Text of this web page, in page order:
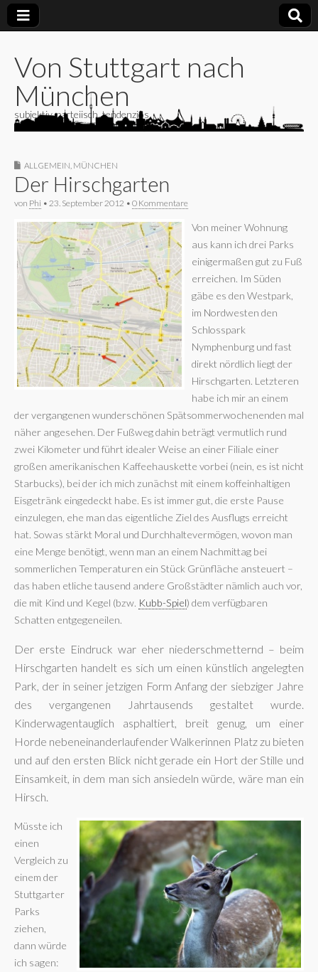
Von Stuttgart nach
München
subjektiv, parteiisch, tendenziös
ALLGEMEIN MÜNCHEN
Der Hirschgarten
von Phi • 23. September 2012 • 0 Kommentare
Von meiner Wohnung
aus kann ich drei Parks
einigermaßen gut zu Fuß
erreichen. Im Süden
gäbe es den Westpark,
im Nordwesten den
Schlosspark
Nymphenburg und fast
direkt nördlich liegt der
Hirschgarten. Letzteren
habe ich mir an einem
der vergangenen wunderschönen Spätsommerwochenenden mal
näher angesehen. Der Fußweg dahin beträgt vermutlich rund
zwei Kilometer und führt idealer Weise an einer Filiale einer
großen amerikanischen Kaffeehauskette vorbei (nein, es ist nicht
Starbucks), bei der ich mich zunächst mit einem koffeinhaltigen
Eisgetränk eingedeckt habe. Es ist immer gut, die erste Pause
einzulegen, ehe man das eigentliche Ziel des Ausflugs erreicht
hat. Sowas stärkt Moral und Durchhaltevermögen, wovon man
eine Menge benötigt, wenn man an einem Nachmittag bei
sommerlichen Temperaturen ein Stück Grünfläche ansteuert –
das haben etliche tausend andere Großstädter nämlich auch vor,
die mit Kind und Kegel (bzw. Kubb-Spiel) dem verfügbaren
Schatten entgegeneilen.
Der erste Eindruck war eher niederschmetternd – beim
Hirschgarten handelt es sich um einen künstlich angelegten
Park, der in seiner jetzigen Form Anfang der siebziger Jahre
des vergangenen Jahrtausends gestaltet wurde.
Kinderwagentauglich asphaltiert, breit genug, um einer
Horde nebeneinanderlaufender Walkerinnen Platz zu bieten
und auf den ersten Blick nicht gerade ein Hort der Stille und
Einsamkeit, in dem man sich ansiedeln würde, wäre man ein
Hirsch.
Müsste ich
einen
Vergleich zu
einem der
Stuttgarter
Parks
ziehen,
dann würde
ich sagen: